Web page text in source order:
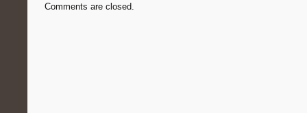
Comments are closed.